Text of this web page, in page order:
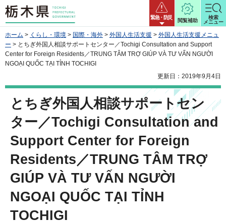
栃木県 緊急・防災
閲覧補助
検索
メニュー
ホーム > くらし・環境 > 国際・海外 > 外国人生活支援 > 外国人生活支援メニュ
ー > とちぎ外国人相談サポートセンター／Tochigi Consultation and Support
Center for Foreign Residents／TRUNG TÂM TRỢ GIÚP VÀ TƯ VẤN NGƯỜI
NGOẠI QUỐC TẠI TỈNH TOCHIGI
更新日：2019年9月4日
とちぎ外国人相談サポートセン
ター／Tochigi Consultation and
Support Center for Foreign
Residents／TRUNG TÂM TRỢ
GIÚP VÀ TƯ VẤN NGƯỜI
NGOẠI QUỐC TẠI TỈNH
TOCHIGI